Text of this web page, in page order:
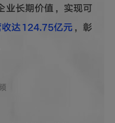
业长期价值，实现可
达124.75亿元 ，彰